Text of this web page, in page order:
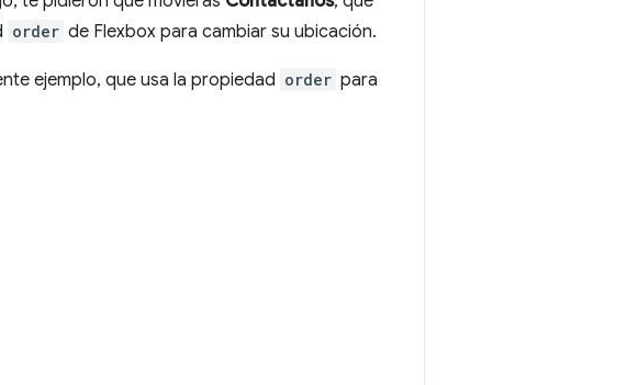
order de Flexbox para cambiar su ubicación.
ejemplo, que usa la propiedad order para